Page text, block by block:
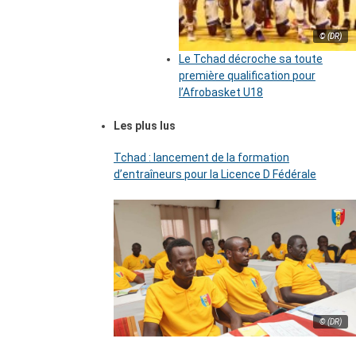
© (DR)
Le Tchad décroche sa toute
première qualification pour
l’Afrobasket U18
Les plus lus
Tchad : lancement de la formation
d’entraîneurs pour la Licence D Fédérale
© (DR)